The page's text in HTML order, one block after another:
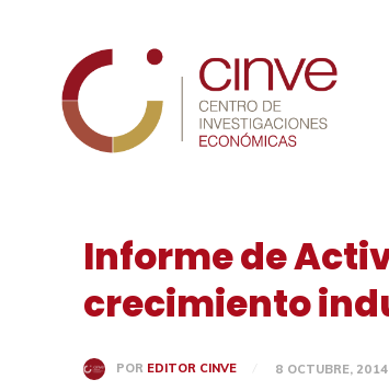
Informe de
crecimiento
POR EDITOR CINVE 8 OCTUBRE, 2014